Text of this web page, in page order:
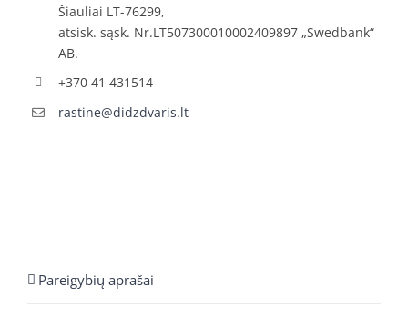
Šiauliai LT-76299,
atsisk. sąsk. Nr.LT507300010002409897 „Swedbank“
AB.
+370 41 431514
rastine@didzdvaris.lt
Pareigybių aprašai